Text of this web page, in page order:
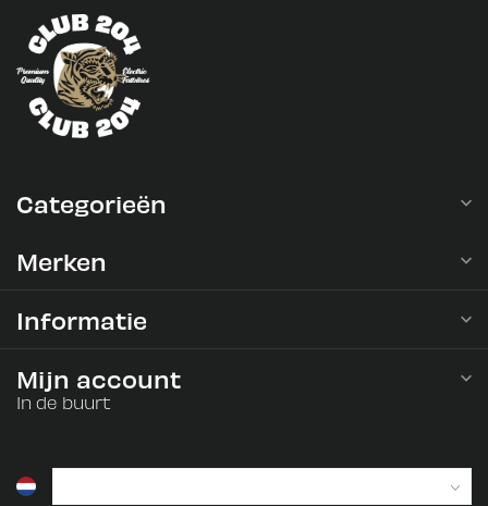
Categorieën
Merken
Informatie
Mijn account
In de buurt